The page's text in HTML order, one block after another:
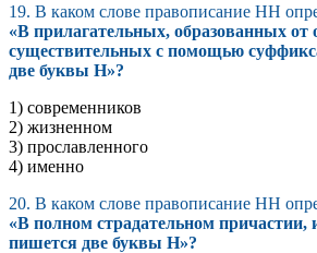
19. В каком слове правописание НН
«В прилагательных, образованных от
существительных с помощью
две буквы Н»?
1) современников
2) жизненном
3) прославленного
4) именно
20. В каком слове правописание НН
«В полном страдательном
пишется две буквы Н»?